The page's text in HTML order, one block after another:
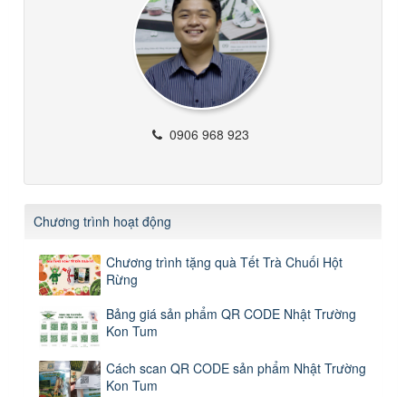
0906 968 923
Chương trình hoạt động
Chương trình tặng quà Tết Trà Chuối Hột
Rừng
Bảng giá sản phẩm QR CODE Nhật Trường
Kon Tum
Cách scan QR CODE sản phẩm Nhật Trường
Kon Tum